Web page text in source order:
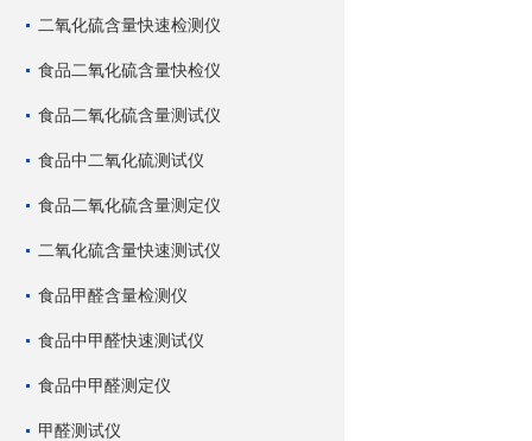
二氧化硫含量快速检测仪
食品二氧化硫含量快检仪
食品二氧化硫含量测试仪
食品中二氧化硫测试仪
食品二氧化硫含量测定仪
二氧化硫含量快速测试仪
食品甲醛含量检测仪
食品中甲醛快速测试仪
食品中甲醛测定仪
甲醛测试仪